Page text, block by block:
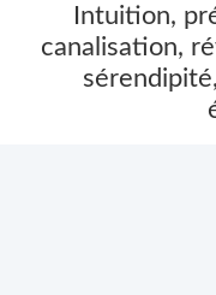
Intuition,
canalisation,